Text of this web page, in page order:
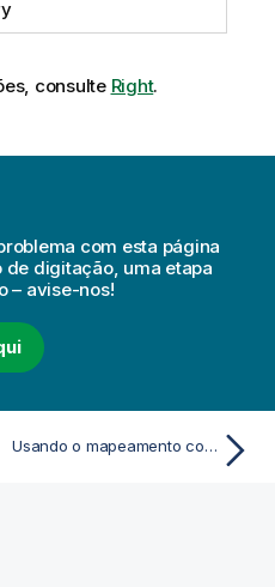
consulte Right.
com esta página
de digitação, uma etapa
– avise-nos!
Usando o mapeamento como uma alternativa à junção